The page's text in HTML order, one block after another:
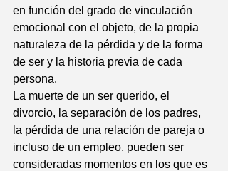
en función del grado de vinculación
emocional con el objeto, de la propia
naturaleza de la pérdida y de la forma
de ser y la historia previa de cada
persona.
La muerte de un ser querido, el
divorcio, la separación de los padres,
la pérdida de una relación de pareja o
incluso de un empleo, pueden ser
consideradas momentos en los que es